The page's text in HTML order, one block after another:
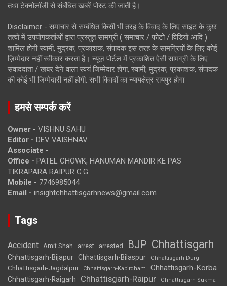
तथा टेक्नोलॉजी से संबंधित खबरें पोस्ट की जाती है।
Disclaimer - समाचार से सम्बंधित किसी भी तरह के विवाद के लिए साइट के कुछ
तत्वों में उपयोगकर्ताओं द्वारा प्रस्तुत सामग्री ( समाचार / फोटो / विडियो आदि )
शामिल होगी स्वामी, मुद्रक, प्रकाशक, संपादक इस तरह के सामग्रियों के लिए कोई
ज़िम्मेदार नहीं स्वीकार करता है। न्यूज़ पोर्टल में प्रकाशित ऐसी सामग्री के लिए
संवाददाता / खबर देने वाला स्वयं जिम्मेदार होगा, स्वामी, मुद्रक, प्रकाशक, संपादक
की कोई भी जिम्मेदारी नहीं होगी. सभी विवादों का न्यायक्षेत्र रायपुर होगा
हमसे सम्पर्क करें
Owner - VISHNU SAHU
Editor - DEV VAISHNAV
Associate -
Office - PATEL CHOWK, HANUMAN MANDIR KE PAS
TIKRAPARA RAIPUR C.G.
Mobile - 7746985044
Email - insightchhattisgarhnews@gmail.com
Tags
Accident Amit Shah arrest arrested BJP Chhattisgarh
Chhattisgarh-Bijapur Chhattisgarh-Bilaspur Chhattisgarh-Durg
Chhattisgarh-Jagdalpur Chhattisgarh-Kabirdham Chhattisgarh-Korba
Chhattisgarh-Raigarh Chhattisgarh-Raipur
Chhattisgarh-Sukma